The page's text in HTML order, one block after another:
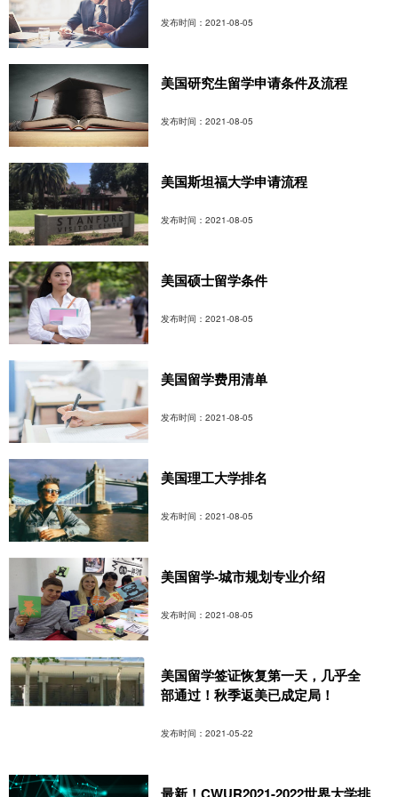
发布时间：2021-08-05
美国研究生留学申请条件及流程
发布时间：2021-08-05
美国斯坦福大学申请流程
发布时间：2021-08-05
美国硕士留学条件
发布时间：2021-08-05
美国留学费用清单
发布时间：2021-08-05
美国理工大学排名
发布时间：2021-08-05
美国留学-城市规划专业介绍
发布时间：2021-08-05
美国留学签证恢复第一天，几乎全
部通过！秋季返美已成定局！
发布时间：2021-05-22
最新！CWUR2021-2022世界大学排